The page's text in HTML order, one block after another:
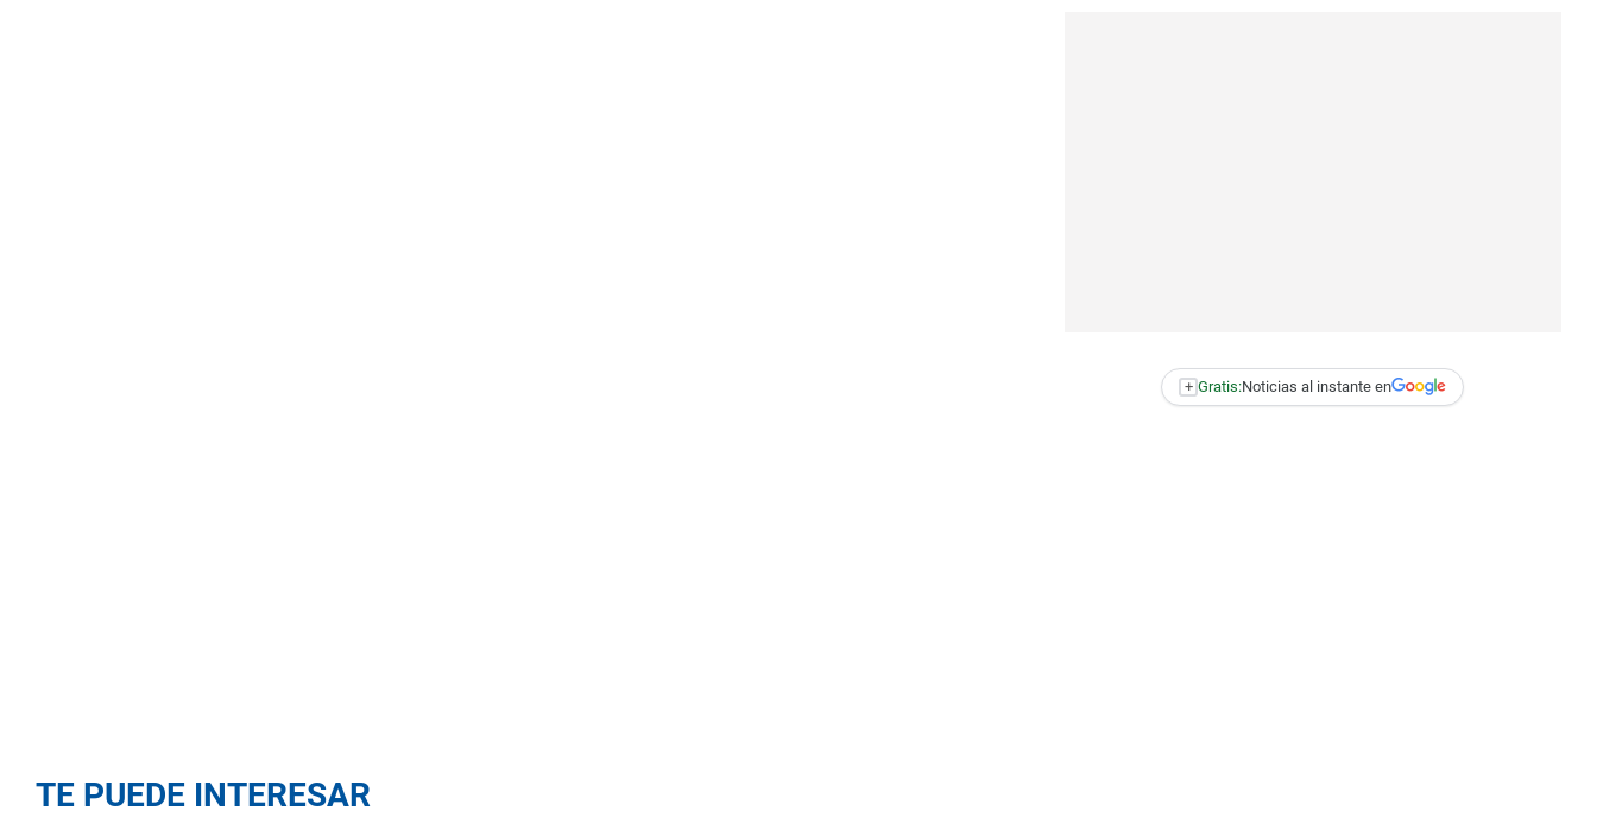
+ Gratis:Noticias al instante en
TE PUEDE INTERESAR